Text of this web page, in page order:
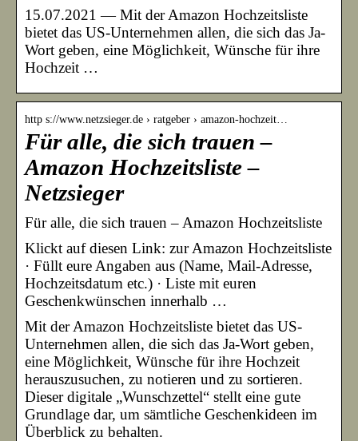
15.07.2021 — Mit der Amazon Hochzeitsliste
bietet das US-Unternehmen allen, die sich das Ja-
Wort geben, eine Möglichkeit, Wünsche für ihre
Hochzeit …
http s://www.netzsieger.de › ratgeber › amazon-hochzeit…
Für alle, die sich trauen –
Amazon Hochzeitsliste –
Netzsieger
Für alle, die sich trauen – Amazon Hochzeitsliste
Klickt auf diesen Link: zur Amazon Hochzeitsliste
· Füllt eure Angaben aus (Name, Mail-Adresse,
Hochzeitsdatum etc.) · Liste mit euren
Geschenkwünschen innerhalb …
Mit der Amazon Hochzeitsliste bietet das US-
Unternehmen allen, die sich das Ja-Wort geben,
eine Möglichkeit, Wünsche für ihre Hochzeit
herauszusuchen, zu notieren und zu sortieren.
Dieser digitale „Wunschzettel“ stellt eine gute
Grundlage dar, um sämtliche Geschenkideen im
Überblick zu behalten.